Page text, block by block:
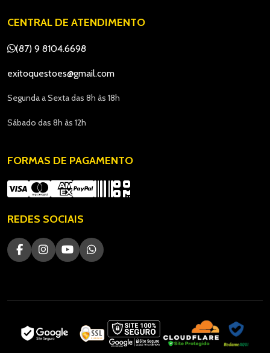
CENTRAL DE ATENDIMENTO
(87) 9 8104.6698
exitoquestoes@gmail.com
Segunda a Sexta das 8h às 18h
Sábado das 8h às 12h
FORMAS DE PAGAMENTO
REDES SOCIAIS